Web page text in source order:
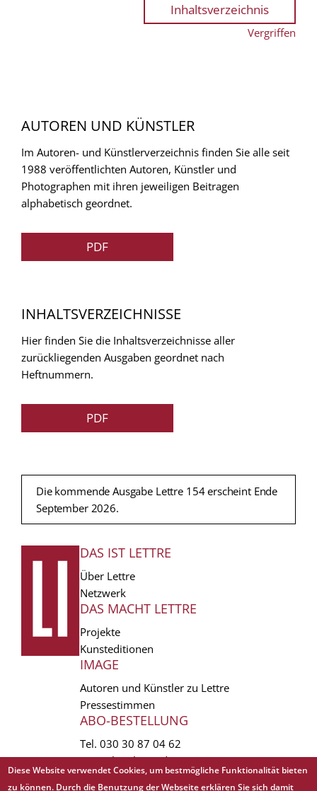
Inhaltsverzeichnis
Vergriffen
AUTOREN UND KÜNSTLER
Im Autoren- und Künstlerverzeichnis finden Sie alle seit
1988 veröffentlichten Autoren, Künstler und
Photographen mit ihren jeweiligen Beitragen
alphabetisch geordnet.
PDF
INHALTSVERZEICHNISSE
Hier finden Sie die Inhaltsverzeichnisse aller
zurückliegenden Ausgaben geordnet nach
Heftnummern.
PDF
Die kommende Ausgabe Lettre 154 erscheint Ende
September 2026.
FUSSZEILE
DAS IST LETTRE
Über Lettre
Netzwerk
DAS MACHT LETTRE
Projekte
Kunsteditionen
IMAGE
Autoren und Künstler zu Lettre
Pressestimmen
ABO-BESTELLUNG
Tel. 030 30 87 04 62
vertrieb(at)lettre.de
Diese Website verwendet Cookies, um bestmögliche Funktionalität bieten
zu können. Durch die Benutzung der Webseite erklären Sie sich damit